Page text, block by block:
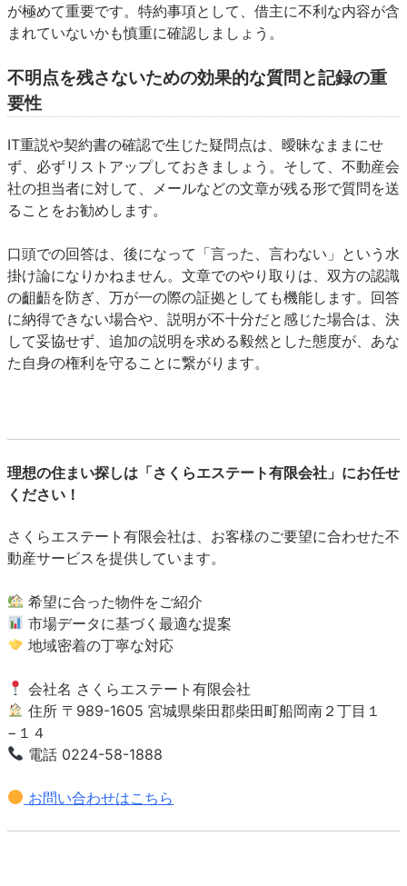
が極めて重要です。特約事項として、借主に不利な内容が含
まれていないかも慎重に確認しましょう。
不明点を残さないための効果的な質問と記録の重
要性
IT重説や契約書の確認で生じた疑問点は、曖昧なままにせ
ず、必ずリストアップしておきましょう。そして、不動産会
社の担当者に対して、メールなどの文章が残る形で質問を送
ることをお勧めします。
口頭での回答は、後になって「言った、言わない」という水
掛け論になりかねません。文章でのやり取りは、双方の認識
の齟齬を防ぎ、万が一の際の証拠としても機能します。回答
に納得できない場合や、説明が不十分だと感じた場合は、決
して妥協せず、追加の説明を求める毅然とした態度が、あな
た自身の権利を守ることに繋がります。
理想の住まい探しは「さくらエステート有限会社」にお任せ
ください！
さくらエステート有限会社は、お客様のご要望に合わせた不
動産サービスを提供しています。
希望に合った物件をご紹介
市場データに基づく最適な提案
地域密着の丁寧な対応
会社名 さくらエステート有限会社
住所 〒989-1605 宮城県柴田郡柴田町船岡南２丁目１
−１４
電話 0224-58-1888
お問い合わせはこちら